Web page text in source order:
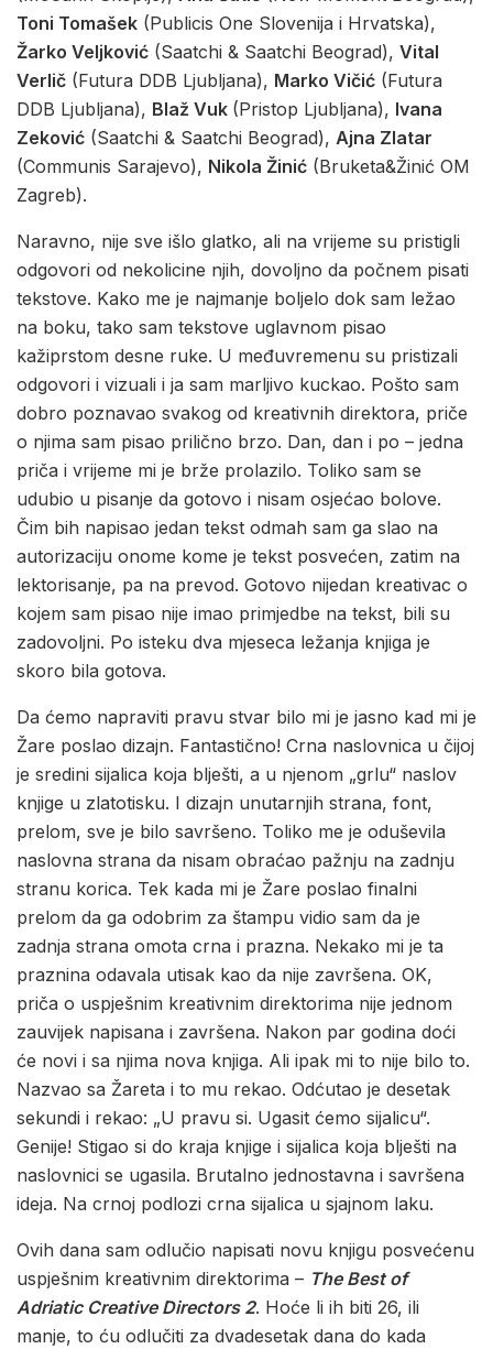
Toni Tomašek (Publicis One Slovenija i Hrvatska),
Žarko Veljković (Saatchi & Saatchi Beograd), Vital
Verlič (Futura DDB Ljubljana), Marko Vičić (Futura
DDB Ljubljana), Blaž Vuk (Pristop Ljubljana), Ivana
Zeković (Saatchi & Saatchi Beograd), Ajna Zlatar
(Communis Sarajevo), Nikola Žinić (Bruketa&Žinić OM
Zagreb).
Naravno, nije sve išlo glatko, ali na vrijeme su pristigli
odgovori od nekolicine njih, dovoljno da počnem pisati
tekstove. Kako me je najmanje boljelo dok sam ležao
na boku, tako sam tekstove uglavnom pisao
kažiprstom desne ruke. U međuvremenu su pristizali
odgovori i vizuali i ja sam marljivo kuckao. Pošto sam
dobro poznavao svakog od kreativnih direktora, priče
o njima sam pisao prilično brzo. Dan, dan i po – jedna
priča i vrijeme mi je brže prolazilo. Toliko sam se
udubio u pisanje da gotovo i nisam osjećao bolove.
Čim bih napisao jedan tekst odmah sam ga slao na
autorizaciju onome kome je tekst posvećen, zatim na
lektorisanje, pa na prevod. Gotovo nijedan kreativac o
kojem sam pisao nije imao primjedbe na tekst, bili su
zadovoljni. Po isteku dva mjeseca ležanja knjiga je
skoro bila gotova.
Da ćemo napraviti pravu stvar bilo mi je jasno kad mi je
Žare poslao dizajn. Fantastično! Crna naslovnica u čijoj
je sredini sijalica koja blješti, a u njenom „grlu“ naslov
knjige u zlatotisku. I dizajn unutarnjih strana, font,
prelom, sve je bilo savršeno. Toliko me je oduševila
naslovna strana da nisam obraćao pažnju na zadnju
stranu korica. Tek kada mi je Žare poslao finalni
prelom da ga odobrim za štampu vidio sam da je
zadnja strana omota crna i prazna. Nekako mi je ta
praznina odavala utisak kao da nije završena. OK,
priča o uspješnim kreativnim direktorima nije jednom
zauvijek napisana i završena. Nakon par godina doći
će novi i sa njima nova knjiga. Ali ipak mi to nije bilo to.
Nazvao sa Žareta i to mu rekao. Odćutao je desetak
sekundi i rekao: „U pravu si. Ugasit ćemo sijalicu“.
Genije! Stigao si do kraja knjige i sijalica koja blješti na
naslovnici se ugasila. Brutalno jednostavna i savršena
ideja. Na crnoj podlozi crna sijalica u sjajnom laku.
Ovih dana sam odlučio napisati novu knjigu posvećenu
uspješnim kreativnim direktorima – The Best of
Adriatic Creative Directors 2. Hoće li ih biti 26, ili
manje, to ću odlučiti za dvadesetak dana do kada